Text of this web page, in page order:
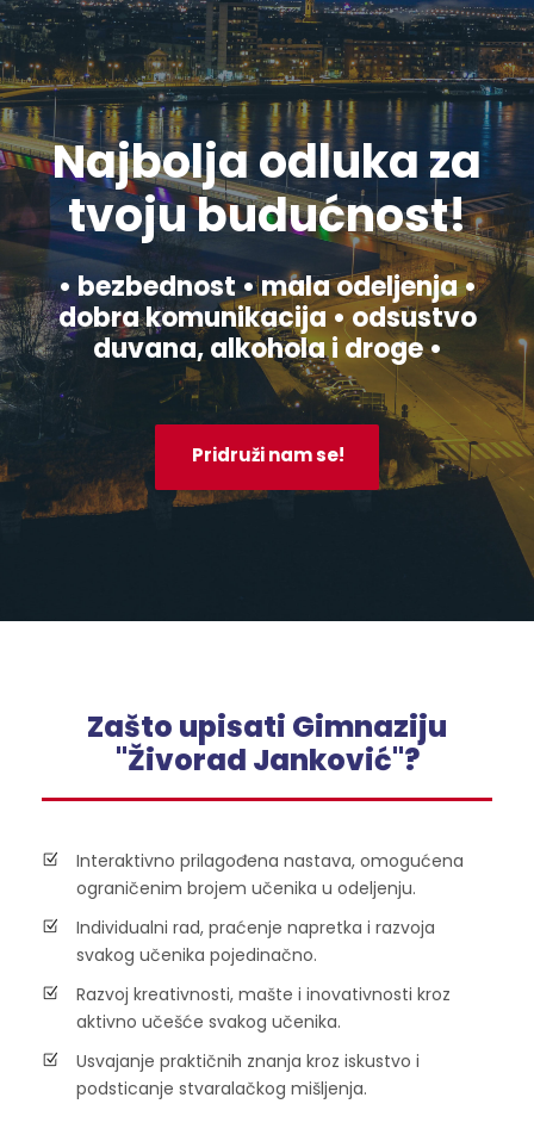
Najbolja odluka za
tvoju budućnost!
• bezbednost • mala odeljenja •
dobra komunikacija • odsustvo
duvana, alkohola i droge •
Pridruži nam se!
Zašto upisati Gimnaziju
"Živorad Janković"?
Interaktivno prilagođena nastava, omogućena
ograničenim brojem učenika u odeljenju.
Individualni rad, praćenje napretka i razvoja
svakog učenika pojedinačno.
Razvoj kreativnosti, mašte i inovativnosti kroz
aktivno učešće svakog učenika.
Usvajanje praktičnih znanja kroz iskustvo i
podsticanje stvaralačkog mišljenja.